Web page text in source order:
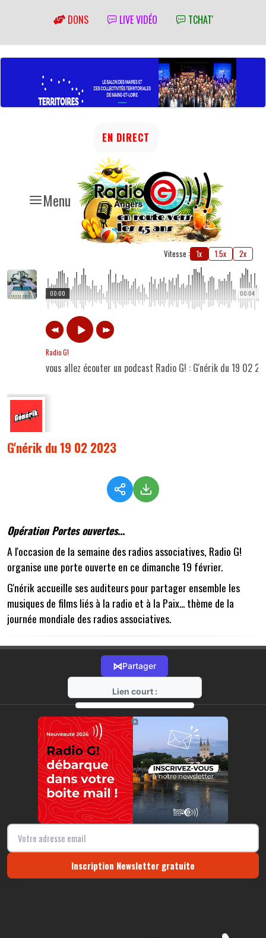
DONS LIVE VIDÉO TCHAT'
Menu
EN DIRECT
Vitesse : 1x 1.5x 2x
00:04
00:00
Radio G!
vous allez écouter un podcast Radio G! : G'nérik du 19 02
G'nérik du 19 02 2023
Opération Portes ouvertes...
A l'occasion de la semaine des radios associatives, Radio G!
organise une porte ouverte en ce dimanche 19 février.
G'nérik accueille ses auditeurs pour partager ensemble les
musiques de films liés à la radio et à la Paix... thème de la
journée mondiale des radios associatives.
⋈Partager
Lien court :
https://radio-g.fr?10900
⧉
Inscription Newsletter gratuite